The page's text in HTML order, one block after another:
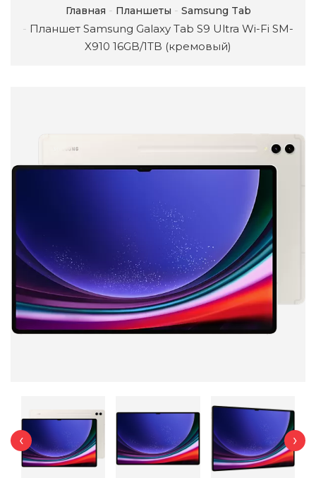
Главная Планшеты Samsung Tab
Планшет Samsung Galaxy Tab S9 Ultra Wi-Fi SM-
X910 16GB/1TB (кремовый)
‹ ›